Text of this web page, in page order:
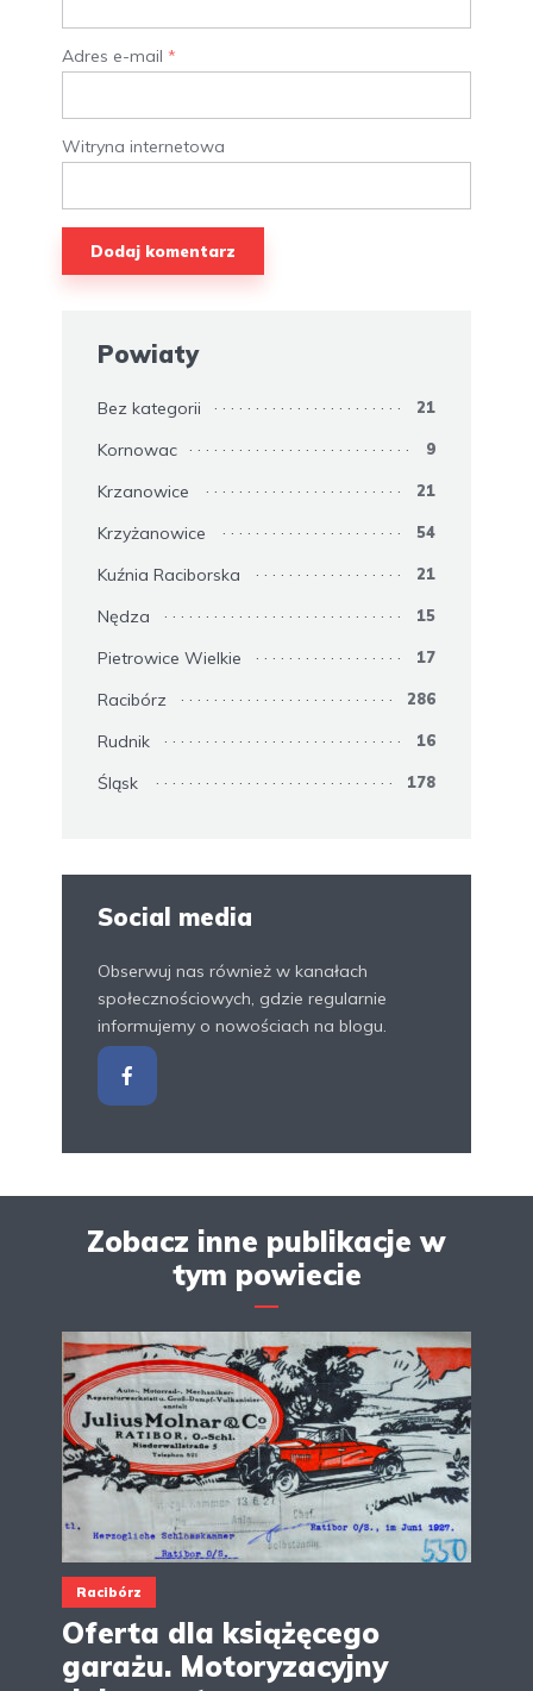
Adres e-mail *
Witryna internetowa
Powiaty
Bez kategorii 21
Kornowac 9
Krzanowice 21
Krzyżanowice 54
Kuźnia Raciborska 21
Nędza 15
Pietrowice Wielkie 17
Racibórz 286
Rudnik 16
Śląsk 178
Social media
Obserwuj nas również w kanałach
społecznościowych, gdzie regularnie
informujemy o nowościach na blogu.
Zobacz inne publikacje w
tym powiecie
Racibórz
Oferta dla książęcego
garażu. Motoryzacyjny